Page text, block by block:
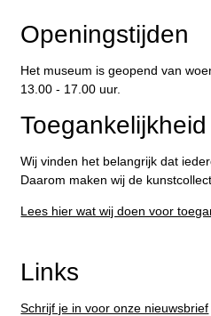
Openingstijden
Het museum is geopend van
13.00 - 17.00 uur.
Toegankelijkheid
Wij vinden het belangrijk dat
Daarom maken wij de
Lees hier wat wij doen voor
Links
Schrijf je in voor onze nieuwsbrief